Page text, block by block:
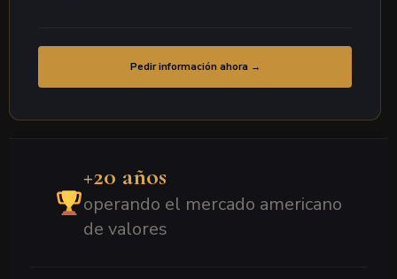
Pedir información ahora →
+20 años
operando el mercado americano
de valores